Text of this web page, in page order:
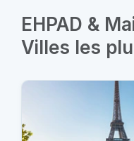
EHPAD &
Villes les